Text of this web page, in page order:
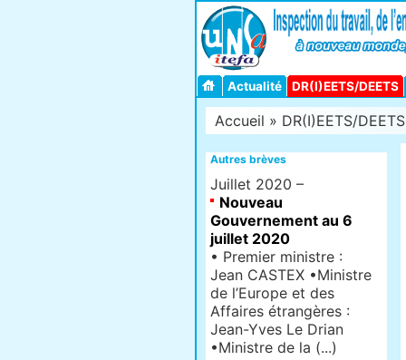
Actualité DR(I)EETS/DEETS
Accueil » DR(I)EETS/DEETS
Autres brèves
Juillet 2020 –
Nouveau
Gouvernement au 6
juillet 2020
• Premier ministre :
Jean CASTEX •Ministre
de l’Europe et des
Affaires étrangères :
Jean-Yves Le Drian
•Ministre de la (...)